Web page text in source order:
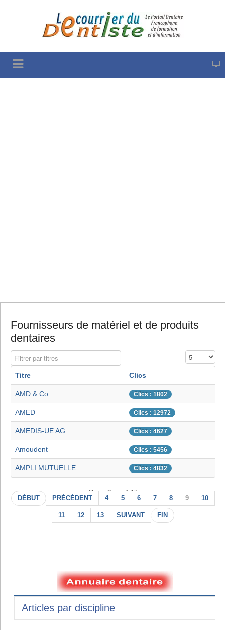
Fournisseurs de matériel et de produits
dentaires
Filtrer par titres Affichage #
Titre Clics
AMD & Co Clics : 1802
AMED Clics : 12972
AMEDIS-UE AG Clics : 4627
Amoudent Clics : 5456
AMPLI MUTUELLE Clics : 4832
Page 9 sur 147
DÉBUT PRÉCÉDENT 4 5 6 7 8 9 10
11 12 13 SUIVANT FIN
Articles par discipline